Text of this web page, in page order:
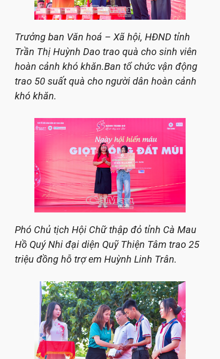
Trưởng ban Văn hoá – Xã hội, HĐND tỉnh
Trần Thị Huỳnh Dao trao quà cho sinh viên
hoàn cảnh khó khăn.Ban tổ chức vận động
trao 50 suất quà cho người dân hoàn cảnh
khó khăn.
Phó Chủ tịch Hội Chữ thập đỏ tỉnh Cà Mau
Hồ Quý Nhi đại diện Quỹ Thiện Tâm trao 25
triệu đồng hỗ trợ em Huỳnh Linh Trân.